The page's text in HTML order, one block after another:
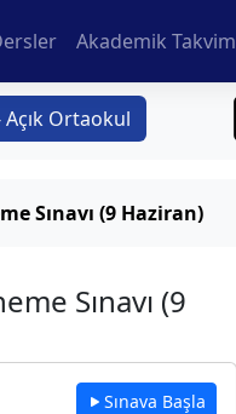
Akademik Takvim
Açık Ortaokul
Sınavı (9 Haziran)
Sınavı (9
Sınava Başla